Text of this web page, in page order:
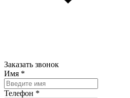
Заказать звонок
Имя *
Телефон *